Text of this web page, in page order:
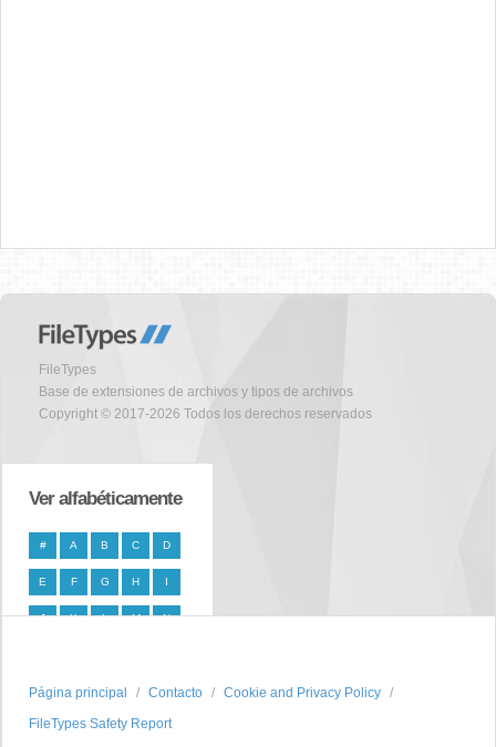
FileTypes
Base de extensiones de archivos y tipos de archivos
Copyright © 2017-2026 Todos los derechos reservados
Ver alfabéticamente
# A B C D
E F G H I
J K L M N
T U V W X
Y Z
Página principal Contacto
Cookie and Privacy Policy
FileTypes Safety Report